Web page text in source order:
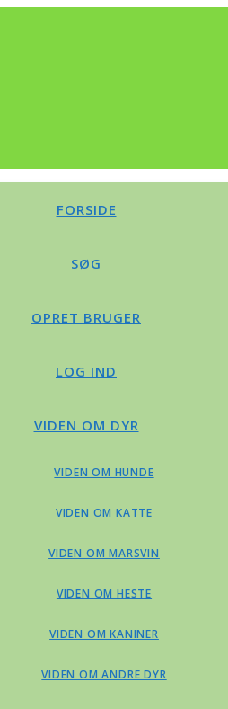
FORSIDE
SØG
OPRET BRUGER
LOG IND
VIDEN OM DYR
VIDEN OM HUNDE
VIDEN OM KATTE
VIDEN OM MARSVIN
VIDEN OM HESTE
VIDEN OM KANINER
VIDEN OM ANDRE DYR